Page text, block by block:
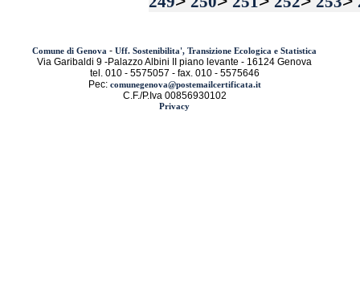
Comune di Genova - Uff. Sostenibilita', Transizione Ecologica e Statistica
Via Garibaldi 9 -Palazzo Albini II piano levante - 16124 Genova
tel. 010 - 5575057 - fax. 010 - 5575646
Pec: comunegenova@postemailcertificata.it
C.F./P.Iva 00856930102
Privacy